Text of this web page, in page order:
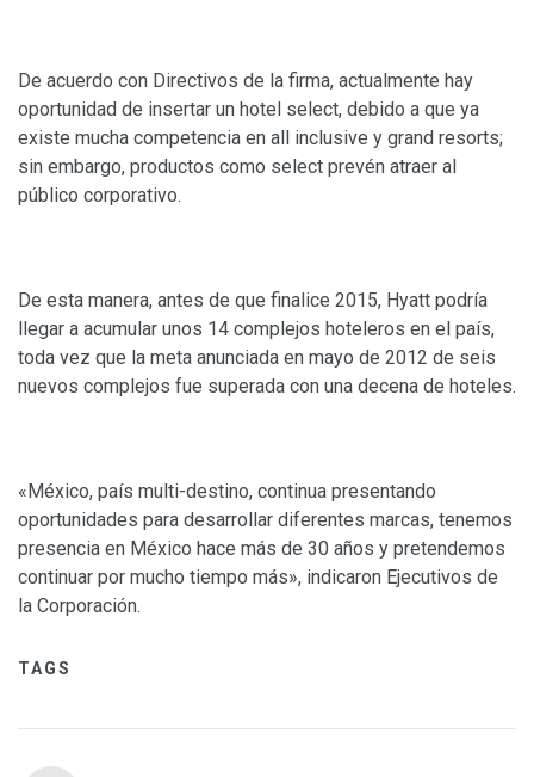
De acuerdo con Directivos de la firma, actualmente hay
oportunidad de insertar un hotel select, debido a que ya
existe mucha competencia en all inclusive y grand resorts;
sin embargo, productos como select prevén atraer al
público corporativo.
De esta manera, antes de que finalice 2015, Hyatt podría
llegar a acumular unos 14 complejos hoteleros en el país,
toda vez que la meta anunciada en mayo de 2012 de seis
nuevos complejos fue superada con una decena de hoteles.
«México, país multi-destino, continua presentando
oportunidades para desarrollar diferentes marcas, tenemos
presencia en México hace más de 30 años y pretendemos
continuar por mucho tiempo más», indicaron Ejecutivos de
la Corporación.
TAGS